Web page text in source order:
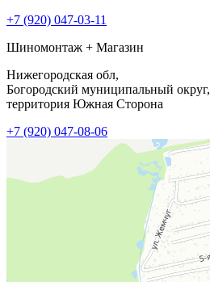
+7 (920) 047-03-11
Шиномонтаж + Магазин
Нижегородская обл,
Богородский муниципальный округ,
территория Южная Сторона
+7 (920) 047-08-06